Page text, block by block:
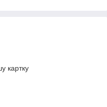
картку